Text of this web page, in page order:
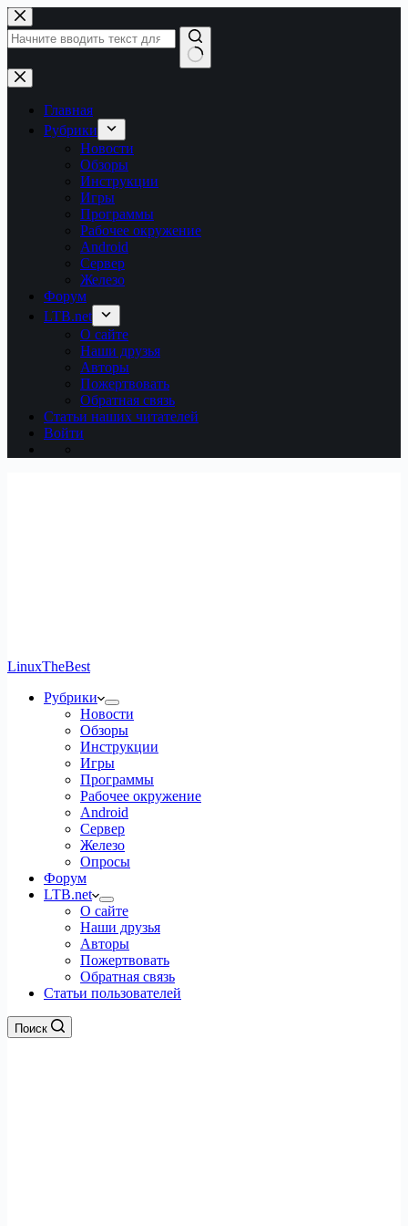
Перейти
к
сути
Ничего
не
найденоГлавная
Рубрики
Новости
Обзоры
Инструкции
Игры
Программы
Рабочее окружение
Android
Сервер
Железо
Форум
LTB.net
О сайте
Наши друзья
Авторы
Пожертвовать
Обратная связь
Статьи наших читателей
Войти
LinuxTheBest
Рубрики
Новости
Обзоры
Инструкции
Игры
Программы
Рабочее окружение
Android
Сервер
Железо
Опросы
Форум
LTB.net
О сайте
Наши друзья
Авторы
Пожертвовать
Обратная связь
Статьи пользователей
Поиск